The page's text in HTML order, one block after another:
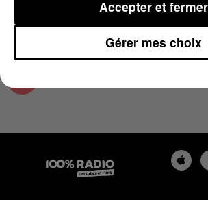
Gérer mes choix
Accepter et fermer